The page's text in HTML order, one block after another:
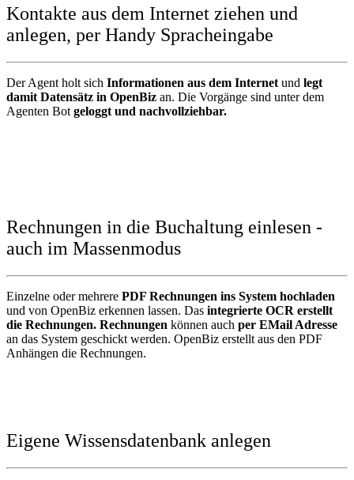
Kontakte aus dem Internet ziehen und
anlegen, per Handy Spracheingabe
Der Agent holt sich Informationen aus dem Internet und legt
damit Datensätz in OpenBiz an. Die Vorgänge sind unter dem
Agenten Bot geloggt und nachvollziehbar.
Rechnungen in die Buchaltung einlesen -
auch im Massenmodus
Einzelne oder mehrere PDF Rechnungen ins System hochladen
und von OpenBiz erkennen lassen. Das integrierte OCR erstellt
die Rechnungen. Rechnungen können auch per EMail Adresse
an das System geschickt werden. OpenBiz erstellt aus den PDF
Anhängen die Rechnungen.
Eigene Wissensdatenbank anlegen